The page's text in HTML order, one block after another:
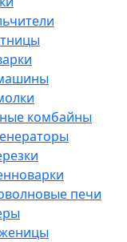
комбайны
печи